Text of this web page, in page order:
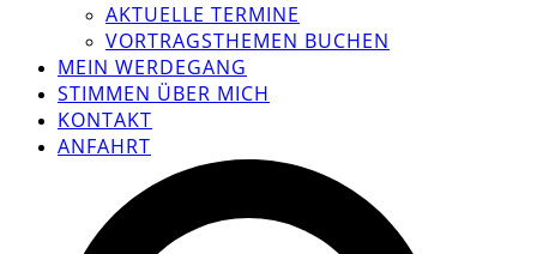
AKTUELLE TERMINE
VORTRAGSTHEMEN BUCHEN
MEIN WERDEGANG
STIMMEN ÜBER MICH
KONTAKT
ANFAHRT